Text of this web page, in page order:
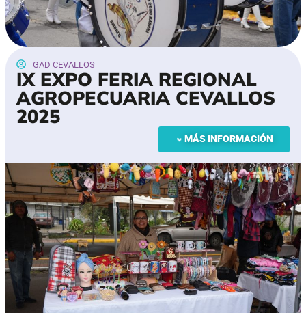
GAD CEVALLOS
IX EXPO FERIA REGIONAL
AGROPECUARIA CEVALLOS
2025
MÁS INFORMACIÓN